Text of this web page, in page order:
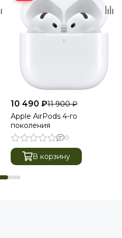
10 490 ₽11 900 ₽
Apple AirPods 4-го
поколения
0
В корзину